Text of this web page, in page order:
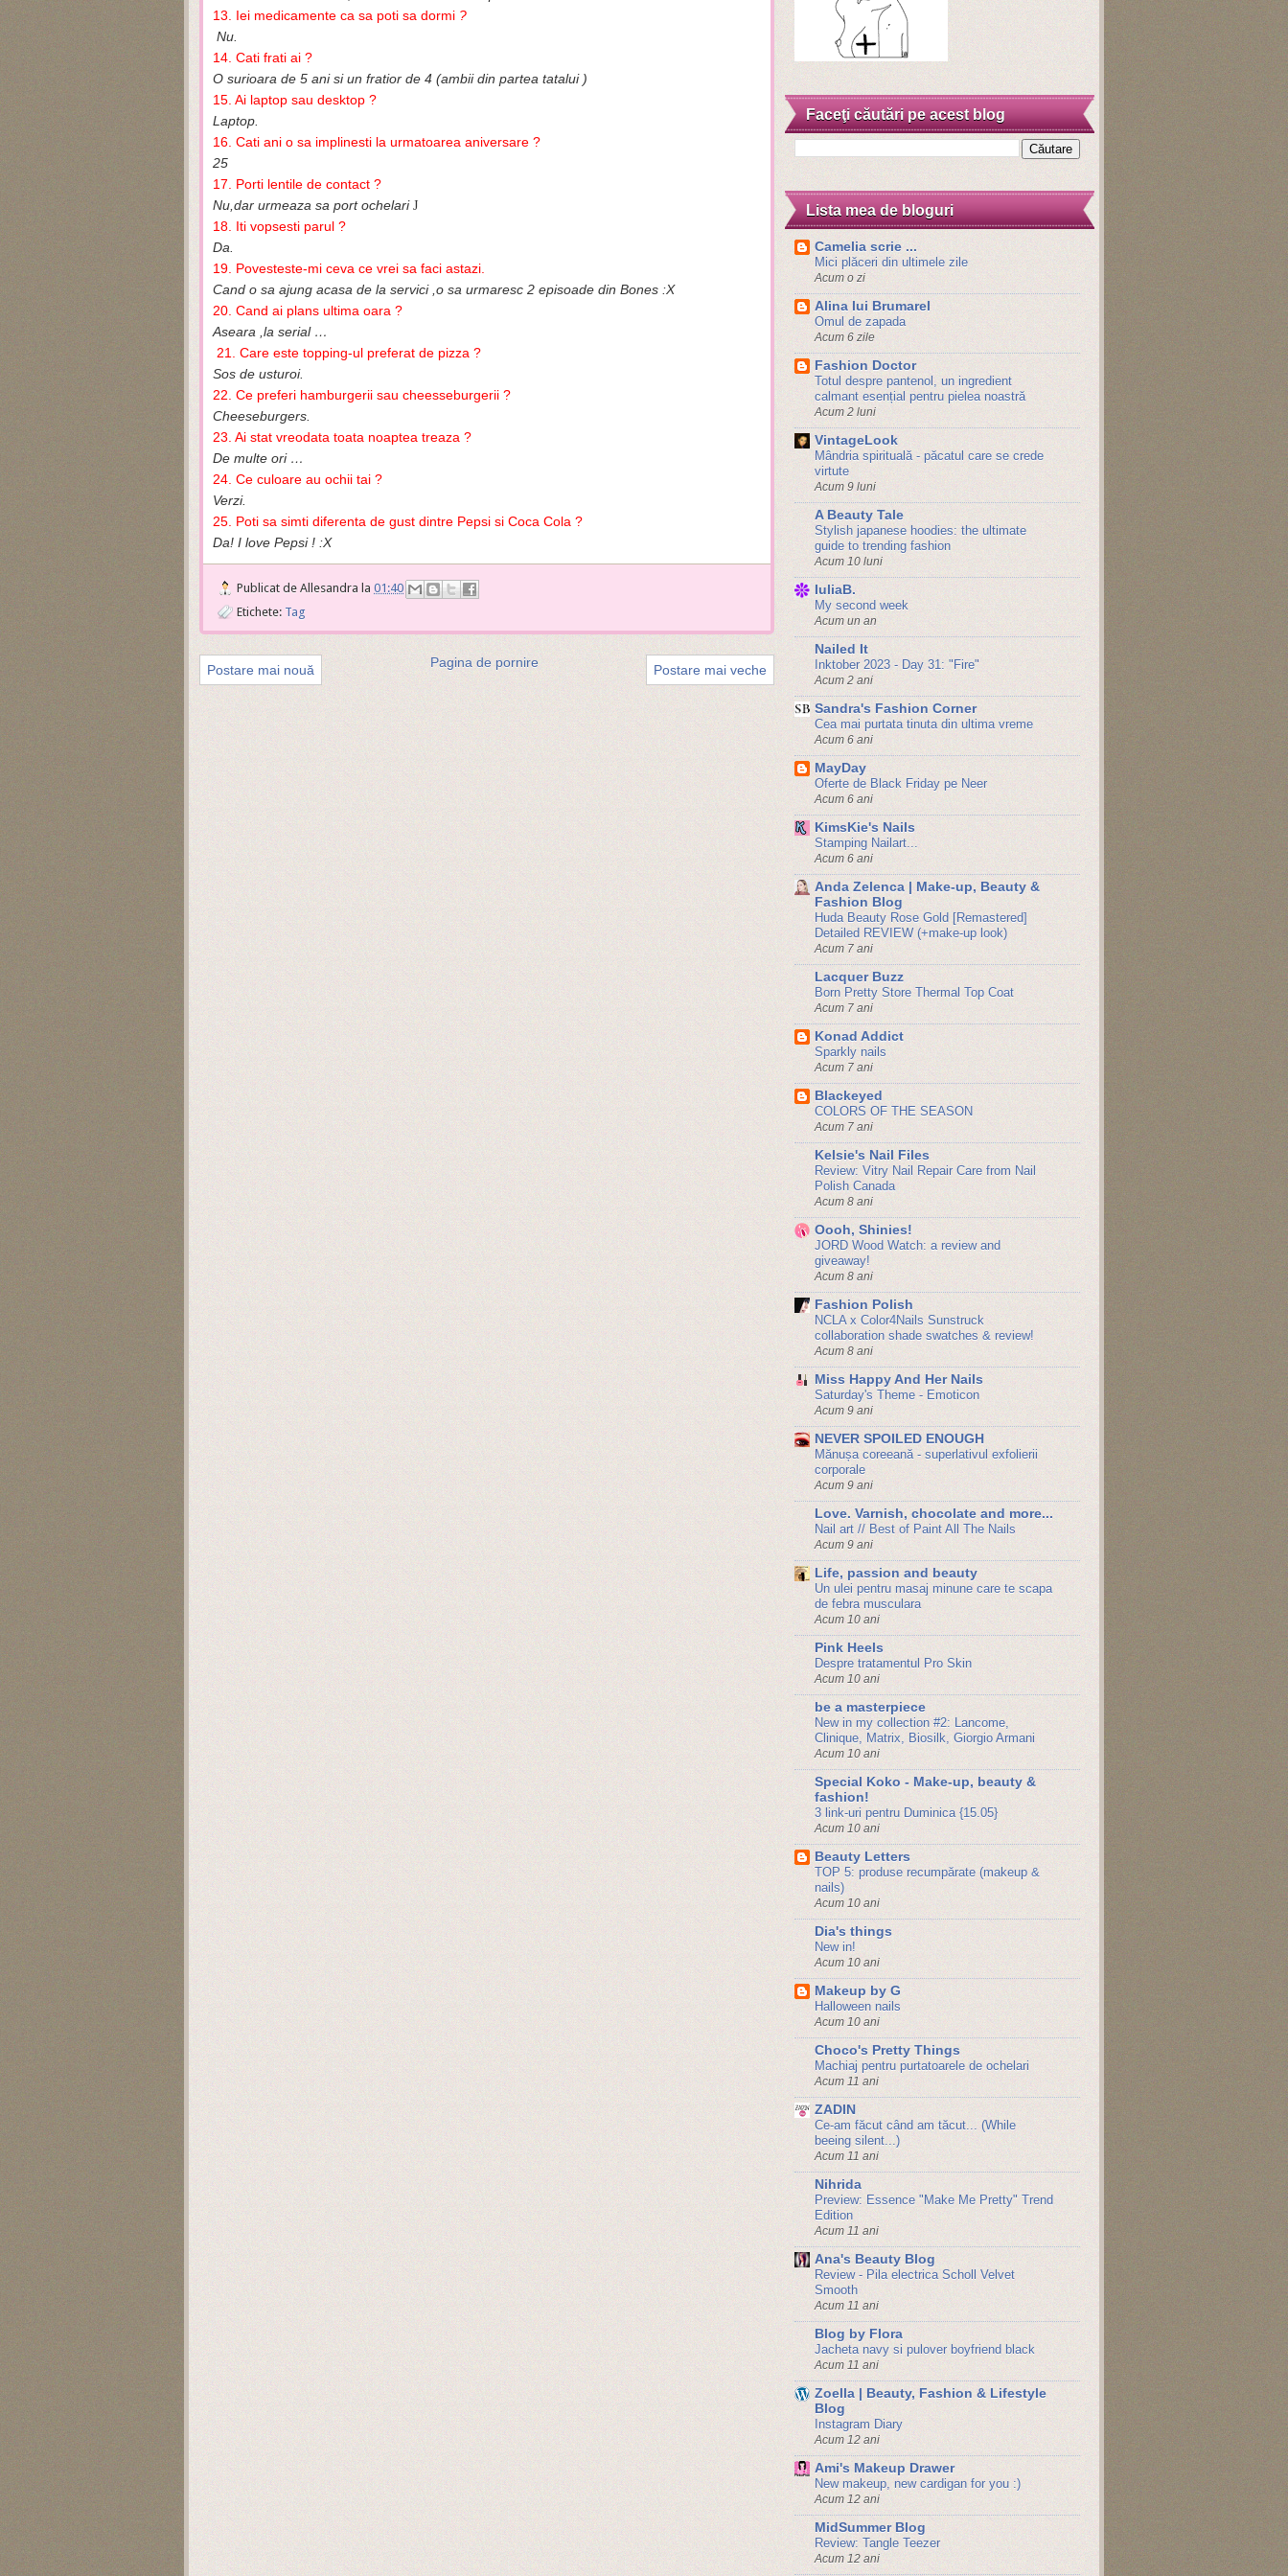
13. Iei medicamente ca sa poti sa dormi ?
Nu.
14. Cati frati ai ?
O surioara de 5 ani si un fratior de 4 (ambii din partea tatalui )
15. Ai laptop sau desktop ?
Laptop.
16. Cati ani o sa implinesti la urmatoarea aniversare ?
25
17. Porti lentile de contact ?
Nu,dar urmeaza sa port ochelari J
18. Iti vopsesti parul ?
Da.
19. Povesteste-mi ceva ce vrei sa faci astazi.
Cand o sa ajung acasa de la servici ,o sa urmaresc 2 episoade din Bones :X
20. Cand ai plans ultima oara ?
Aseara ,la serial …
21. Care este topping-ul preferat de pizza ?
Sos de usturoi.
22. Ce preferi hamburgerii sau cheesseburgerii ?
Cheeseburgers.
23. Ai stat vreodata toata noaptea treaza ?
De multe ori …
24. Ce culoare au ochii tai ?
Verzi.
25. Poti sa simti diferenta de gust dintre Pepsi si Coca Cola ?
Da! I love Pepsi ! :X
Publicat de Allesandra la 01:40
Etichete: Tag
Postare mai nouă Postare mai veche
Pagina de pornire
Faceţi căutări pe acest blog
Lista mea de bloguri
Camelia scrie ...
Mici plăceri din ultimele zile
Acum o zi
Alina lui Brumarel
Omul de zapada
Acum 6 zile
Fashion Doctor
Totul despre pantenol, un ingredient
calmant esențial pentru pielea noastră
Acum 2 luni
VintageLook
Mândria spirituală - păcatul care se crede
virtute
Acum 9 luni
A Beauty Tale
Stylish japanese hoodies: the ultimate
guide to trending fashion
Acum 10 luni
IuliaB.
My second week
Acum un an
Nailed It
Inktober 2023 - Day 31: "Fire"
Acum 2 ani
Sandra's Fashion Corner
Cea mai purtata tinuta din ultima vreme
Acum 6 ani
MayDay
Oferte de Black Friday pe Neer
Acum 6 ani
KimsKie's Nails
Stamping Nailart...
Acum 6 ani
Anda Zelenca | Make-up, Beauty &
Fashion Blog
Huda Beauty Rose Gold [Remastered]
Detailed REVIEW (+make-up look)
Acum 7 ani
Lacquer Buzz
Born Pretty Store Thermal Top Coat
Acum 7 ani
Konad Addict
Sparkly nails
Acum 7 ani
Blackeyed
COLORS OF THE SEASON
Acum 7 ani
Kelsie's Nail Files
Review: Vitry Nail Repair Care from Nail
Polish Canada
Acum 8 ani
Oooh, Shinies!
JORD Wood Watch: a review and
giveaway!
Acum 8 ani
Fashion Polish
NCLA x Color4Nails Sunstruck
collaboration shade swatches & review!
Acum 8 ani
Miss Happy And Her Nails
Saturday's Theme - Emoticon
Acum 9 ani
NEVER SPOILED ENOUGH
Mănușa coreeană - superlativul exfolierii
corporale
Acum 9 ani
Love. Varnish, chocolate and more...
Nail art // Best of Paint All The Nails
Acum 9 ani
Life, passion and beauty
Un ulei pentru masaj minune care te scapa
de febra musculara
Acum 10 ani
Pink Heels
Despre tratamentul Pro Skin
Acum 10 ani
be a masterpiece
New in my collection #2: Lancome,
Clinique, Matrix, Biosilk, Giorgio Armani
Acum 10 ani
Special Koko - Make-up, beauty &
fashion!
3 link-uri pentru Duminica {15.05}
Acum 10 ani
Beauty Letters
TOP 5: produse recumpărate (makeup &
nails)
Acum 10 ani
Dia's things
New in!
Acum 10 ani
Makeup by G
Halloween nails
Acum 10 ani
Choco's Pretty Things
Machiaj pentru purtatoarele de ochelari
Acum 11 ani
ZADIN
Ce-am făcut când am tăcut... (While
beeing silent...)
Acum 11 ani
Nihrida
Preview: Essence "Make Me Pretty" Trend
Edition
Acum 11 ani
Ana's Beauty Blog
Review - Pila electrica Scholl Velvet
Smooth
Acum 11 ani
Blog by Flora
Jacheta navy si pulover boyfriend black
Acum 11 ani
Zoella | Beauty, Fashion & Lifestyle
Blog
Instagram Diary
Acum 12 ani
Ami's Makeup Drawer
New makeup, new cardigan for you :)
Acum 12 ani
MidSummer Blog
Review: Tangle Teezer
Acum 12 ani